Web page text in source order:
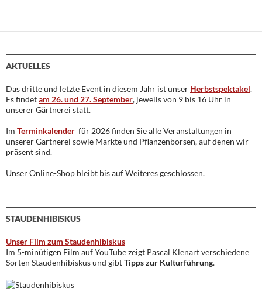
AKTUELLES
Das dritte und letzte Event in diesem Jahr ist unser Herbstspektakel.
Es findetam 26. und 27. September, jeweils von 9 bis 16 Uhr in
unserer Gärtnerei statt.
Im Terminkalender für 2026 finden Sie alle Veranstaltungen in
unserer Gärtnerei sowie Märkte und Pflanzenbörsen, auf denen wir
präsent sind.
Unser Online-Shop bleibt bis auf Weiteres geschlossen.
STAUDENHIBISKUS
Unser Film zum Staudenhibiskus
Im 5-minütigen Film auf YouTube zeigt Pascal Klenart verschiedene
Sorten Staudenhibiskus und gibtTipps zur Kulturführung.